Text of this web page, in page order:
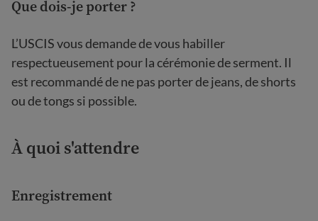
Que dois-je porter ?
L’USCIS vous demande de vous habiller
respectueusement pour la cérémonie de serment. Il
est recommandé de ne pas porter de jeans, de shorts
ou de tongs si possible.
À quois'attendre
Enregistrement